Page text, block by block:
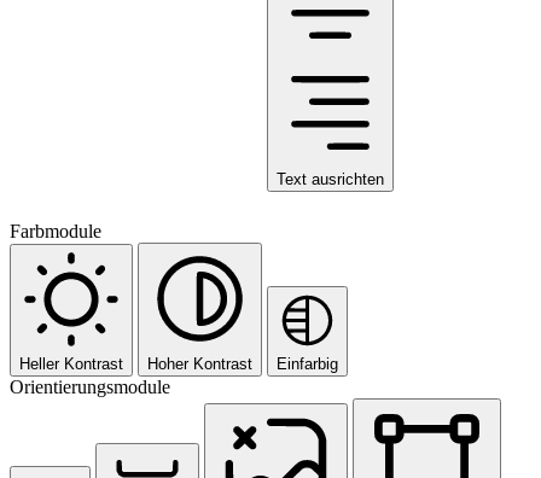
Text ausrichten
Farbmodule
Heller Kontrast Hoher Kontrast Einfarbig
Orientierungsmodule